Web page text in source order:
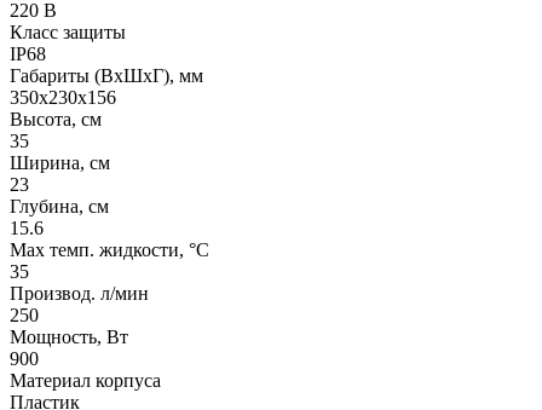
220 В
Класс защиты
IP68
Габариты (ВхШхГ), мм
350х230х156
Высота, см
35
Ширина, см
23
Глубина, см
15.6
Max темп. жидкости, °С
35
Производ. л/мин
250
Мощность, Вт
900
Материал корпуса
Пластик